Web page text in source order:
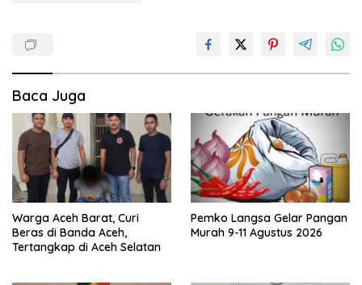
Baca Juga
Warga Aceh Barat, Curi
Beras di Banda Aceh,
Tertangkap di Aceh Selatan
Pemko Langsa Gelar Pangan
Murah 9-11 Agustus 2026